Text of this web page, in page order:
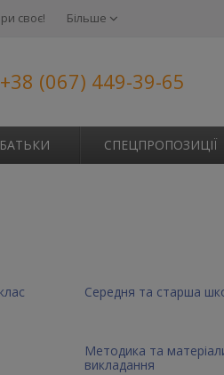
своє! Більше
+38 (067) 449-39-65
СПЕЦПРОПОЗИЦІЇ
Середня та старша
Методика та
викладання